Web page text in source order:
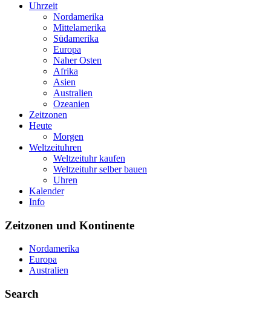
Uhrzeit
Nordamerika
Mittelamerika
Südamerika
Europa
Naher Osten
Afrika
Asien
Australien
Ozeanien
Zeitzonen
Heute
Morgen
Weltzeituhren
Weltzeituhr kaufen
Weltzeituhr selber bauen
Uhren
Kalender
Info
Zeitzonen und Kontinente
Nordamerika
Europa
Australien
Search